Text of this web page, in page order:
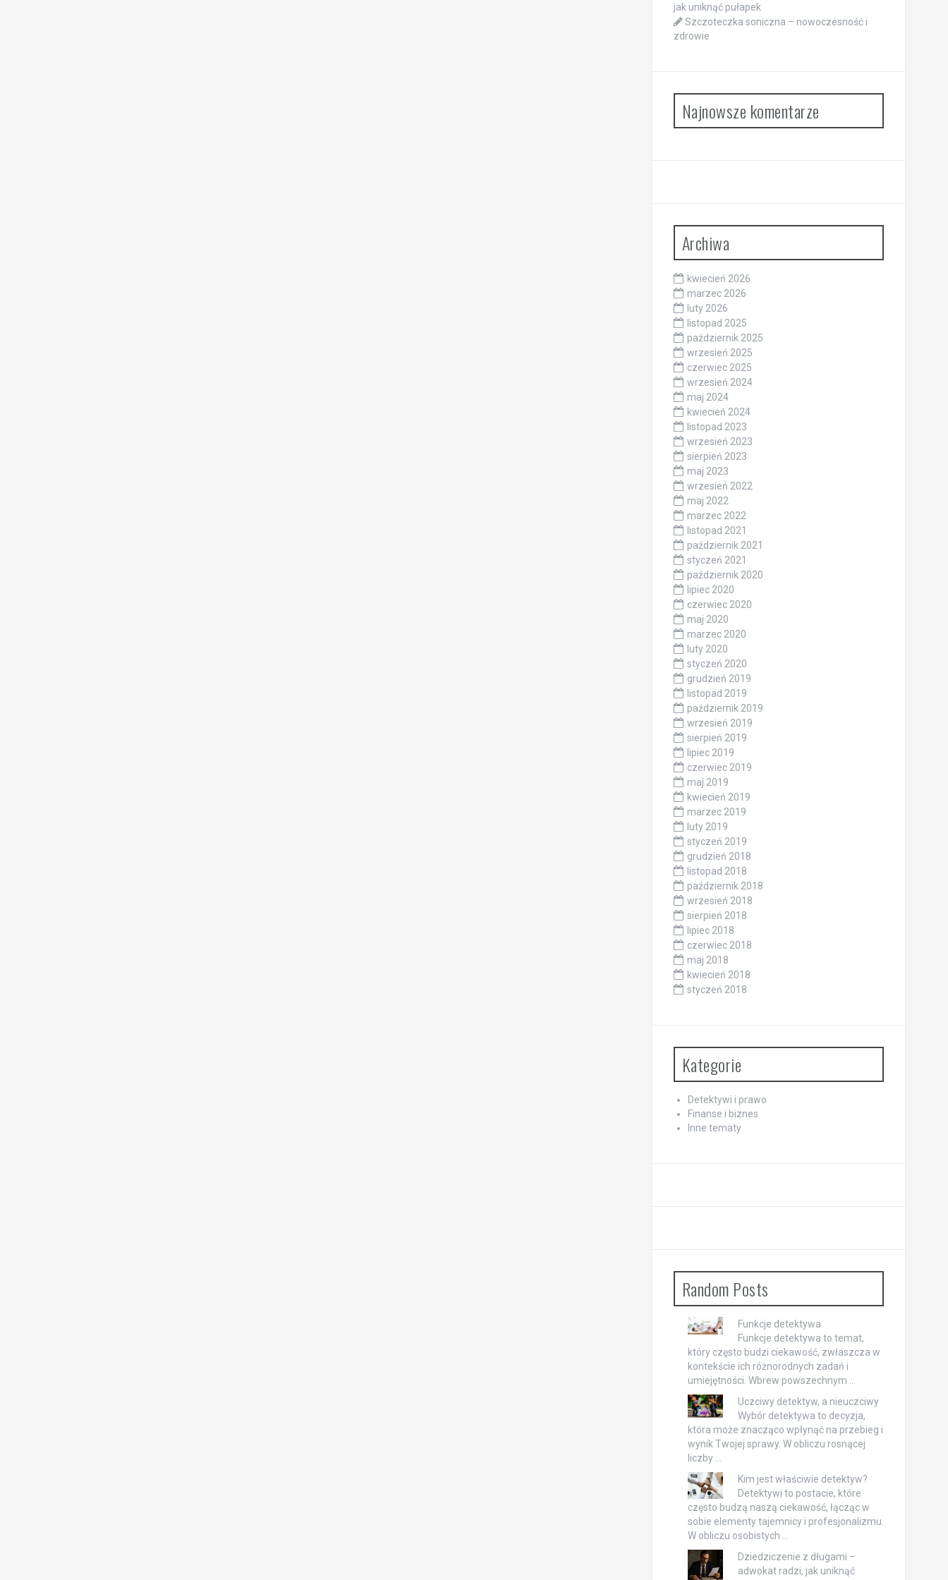
jak uniknąć pułapek
Szczoteczka soniczna – nowoczesność i
zdrowie
Najnowsze komentarze
Archiwa
kwiecień 2026
marzec 2026
luty 2026
listopad 2025
październik 2025
wrzesień 2025
czerwiec 2025
wrzesień 2024
maj 2024
kwiecień 2024
listopad 2023
wrzesień 2023
sierpień 2023
maj 2023
wrzesień 2022
maj 2022
marzec 2022
listopad 2021
październik 2021
styczeń 2021
październik 2020
lipiec 2020
czerwiec 2020
maj 2020
marzec 2020
luty 2020
styczeń 2020
grudzień 2019
listopad 2019
październik 2019
wrzesień 2019
sierpień 2019
lipiec 2019
czerwiec 2019
maj 2019
kwiecień 2019
marzec 2019
luty 2019
styczeń 2019
grudzień 2018
listopad 2018
październik 2018
wrzesień 2018
sierpień 2018
lipiec 2018
czerwiec 2018
maj 2018
kwiecień 2018
styczeń 2018
Kategorie
Detektywi i prawo
Finanse i biznes
Inne tematy
Random Posts
Funkcje detektywa
Funkcje detektywa to temat,
który często budzi ciekawość, zwłaszcza w
kontekście ich różnorodnych zadań i
umiejętności. Wbrew powszechnym …
Uczciwy detektyw, a nieuczciwy
Wybór detektywa to decyzja,
która może znacząco wpłynąć na przebieg i
wynik Twojej sprawy. W obliczu rosnącej
liczby …
Kim jest właściwie detektyw?
Detektywi to postacie, które
często budzą naszą ciekawość, łącząc w
sobie elementy tajemnicy i profesjonalizmu.
W obliczu osobistych …
Dziedziczenie z długami –
adwokat radzi, jak uniknąć